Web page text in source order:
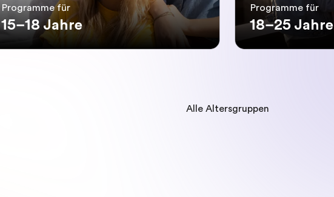
Programme für
15–18 Jahre
Programme für
18–25 Jahre
Alle Altersgruppen